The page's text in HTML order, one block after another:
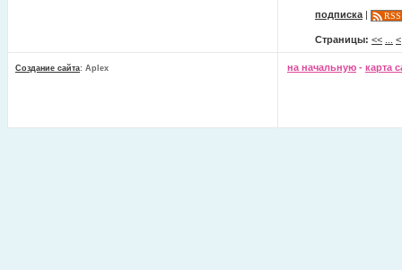
подписка | RSS
Страницы: << <
Создание сайта: Aplex на начальную - карта